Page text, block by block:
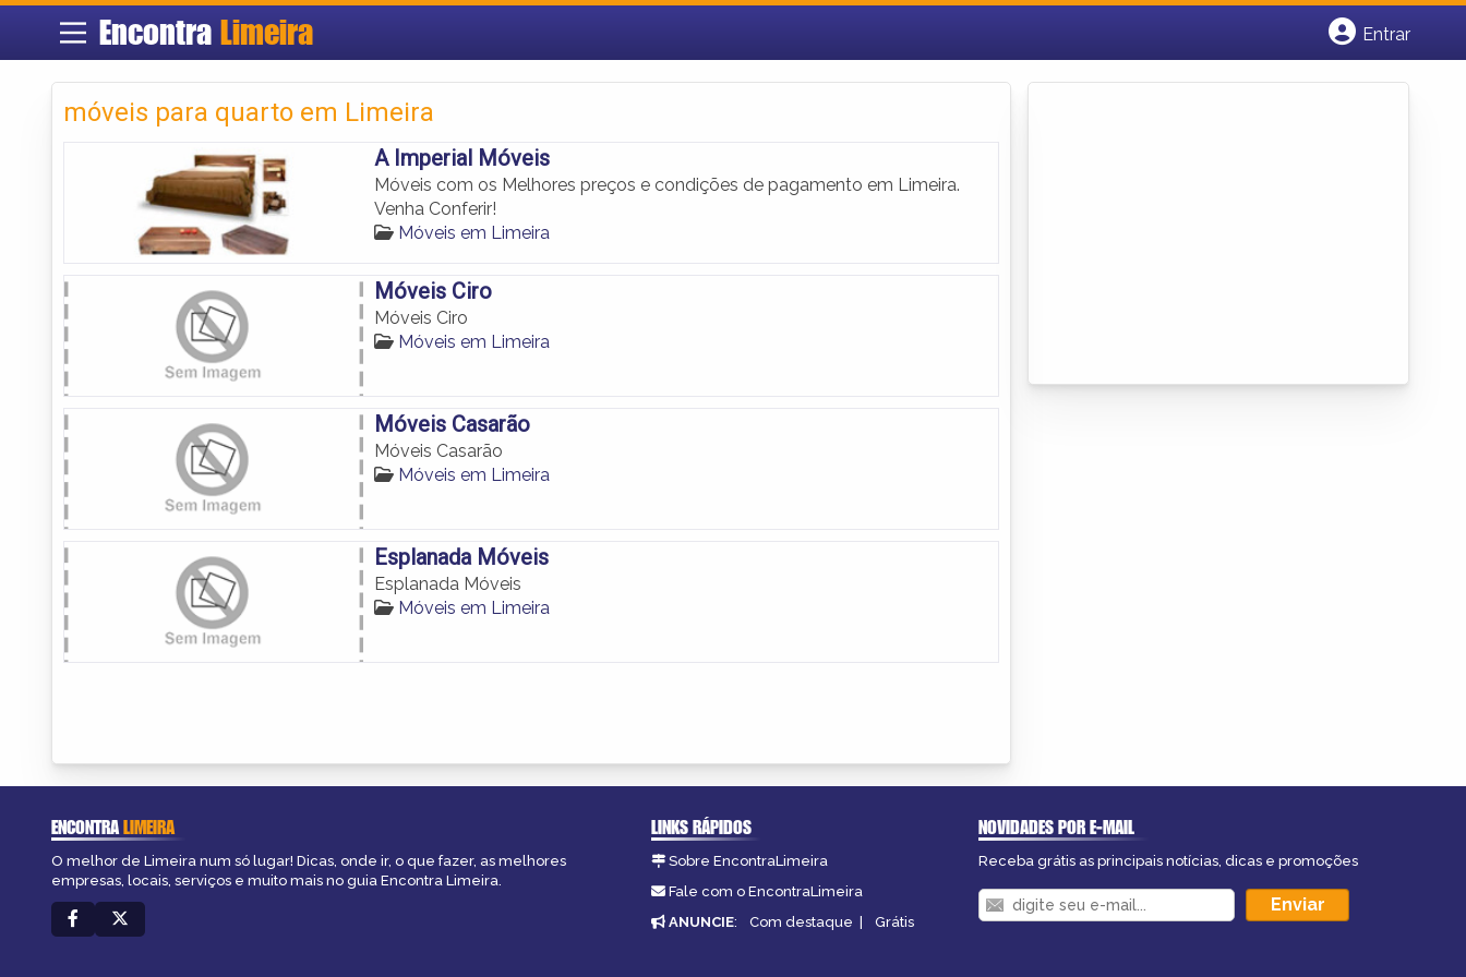
Encontra Limeira
Entrar
móveis para quarto em Limeira
A Imperial Móveis
Móveis com os Melhores preços e condições de pagamento em Limeira.
Venha Conferir!
Móveis em Limeira
Móveis Ciro
Móveis Ciro
Móveis em Limeira
Móveis Casarão
Móveis Casarão
Móveis em Limeira
Esplanada Móveis
Esplanada Móveis
Móveis em Limeira
ENCONTRALIMEIRA
O melhor de Limeira num só lugar! Dicas, onde ir, o que fazer, as melhores
empresas, locais, serviços e muito mais no guia Encontra Limeira.
LINKS RÁPIDOS
Sobre EncontraLimeira
Fale com o EncontraLimeira
ANUNCIE: Com destaque | Grátis
NOVIDADES POR E-MAIL
Receba grátis as principais notícias, dicas e promoções